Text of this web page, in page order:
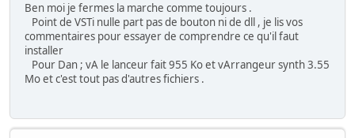
Ben moi je fermes la marche comme toujours .
Point de VSTi nulle part pas de bouton ni de dll , je lis vos
commentaires pour essayer de comprendre ce qu'il faut
installer
Pour Dan ; vA le lanceur fait 955 Ko et vArrangeur synth 3.55
Mo et c'est tout pas d'autres fichiers .